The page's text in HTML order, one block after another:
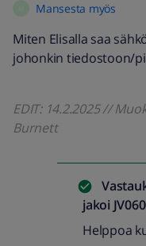
Mansesta myös
Miten Elisalla saa
johonkin tiedostoon/
EDIT: 14.2.2025 //
Burnett
jakoi
Helppoa